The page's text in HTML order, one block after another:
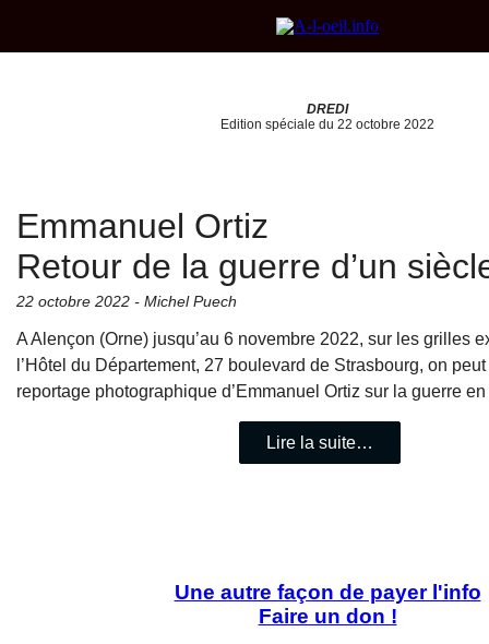
DREDI
Edition spéciale du 22 octobre 2022
Emmanuel Ortiz
Retour de la guerre d’un
22 octobre 2022 - Michel Puech
A Alençon (Orne) jusqu’au 6 novembre 2022, sur les grilles
l’Hôtel du Département, 27 boulevard de Strasbourg, on
reportage photographique d’Emmanuel Ortiz sur la guerre
Lire la suite…
Une autre façon de payer l'info
Faire un don !